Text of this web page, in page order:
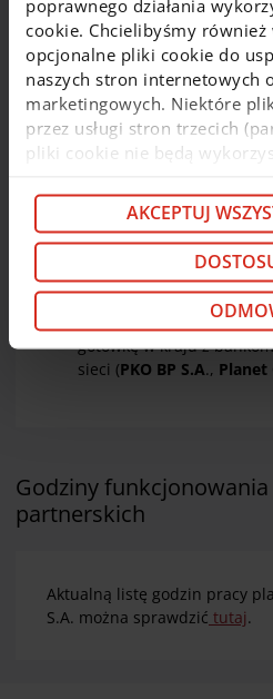
poprawnego działania
cookie. Chcielibyśmy
opcjonalne pliki cookie do
naszych stron internetowych
marketingowych. Niektóre
przez usługi stron trzecich
pliki cookie nie będą
cookie i partnerach
niniejszego komunikatu oraz
nie chcesz wyrażać zgody
„Odmowa”. Jeśli chcesz
kliknij „Dostosuj”. Jeśli
cookie opcjonalnych w
Polityką cookie), kliknij
W dowolnej chwili możesz
AKCEPTUJ
wszystkich
Cash. Wpłat gotówki
zbliżeniowo we
funkcjonalność.
korzystanie z
biometrycznych znajduje
i mikroprzedsiębiorstw:
Klienci
wypłacać
z bankomatów
kraju (PKO BP S.A.,
Klienci Instytucjonalni
gotówkę w kraju z
sieci (PKO BP S.A., Planet
Godziny
partnerskich
Aktualną listę godzin pracy
S.A. można sprawdzić tutaj.